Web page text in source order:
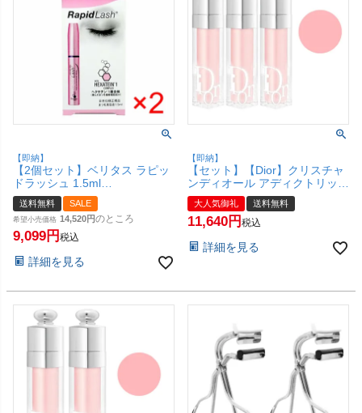
【即納】
【2個セット】ベリタス ラピッ
ドラッシュ 1.5ml
【RapidLash】【まつげ美容
液】【日本仕様正規品】ラビッ
トラッシュ【宅配便送料無料】
(6023436-set2)
送料無料 SALE
希望小売価格 14,520 のところ
9,099 税込
詳細を見る
【即納】
【セット】【Dior】クリスチャ
ンディオール アディクトリップ
マキシマイザー ×3本 6ml
#001【リップグロス/リップ プ
ランパー】【宅配便送料無料】
大人気御礼 送料無料
11,640 税込
詳細を見る